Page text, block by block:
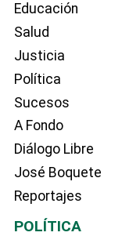
Educación
Salud
Justicia
Política
Sucesos
A Fondo
Diálogo Libre
José Boquete
Reportajes
POLÍTICA